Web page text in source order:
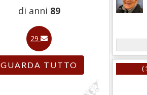
di anni 89
29
GUARDA TUTTO